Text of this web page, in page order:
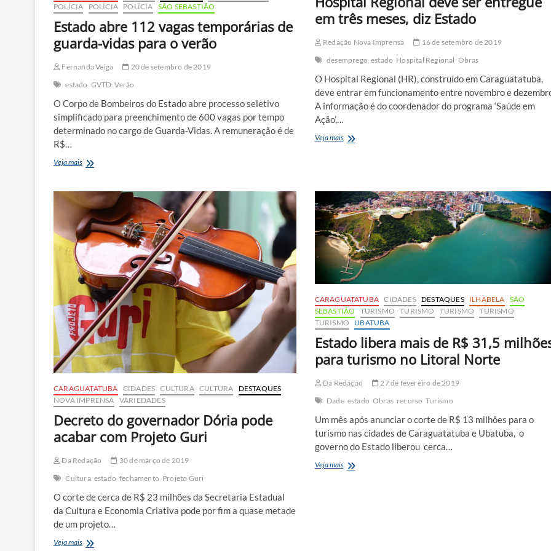
POLÍCIA POLÍCIA POLÍCIA SÃO SEBASTIÃO
Estado abre 112 vagas temporárias de
guarda-vidas para o verão
Fernanda Veiga
20 de setembro de 2019
estado GVTD Verão
O Corpo de Bombeiros do Estado abre processo seletivo
simplificado para preenchimento de 600 vagas por tempo
determinado no cargo de Guarda-Vidas. A remuneração é de
R$…
Veja maisEstado
vagas
temporárias
de
guarda-
vidas
para
verão
em três meses, diz Estado
Redação Nova Imprensa
16 de setembro de 2019
desemprego estado Hospital Regional Obras
O Hospital Regional (HR), construído em Caraguatatuba,
deve entrar em funcionamento entre novembro e
A informação é do coordenador do programa ‘Saúde em
Ação’,…
Veja maisHospital
em
três
meses,
diz
Estado
CARAGUATATUBA CIDADES CULTURA CULTURA
DESTAQUES
NOVA IMPRENSA VARIEDADES
Decreto do governador Dória pode
acabar com Projeto Guri
Da Redação
30 de março de 2019
Cultura estado fechamento Projeto Guri
O corte de cerca de R$ 23 milhões da Secretaria Estadual
da Cultura e Economia Criativa pode por fim a quase metade
de um projeto…
Veja maisDecreto
CARAGUATATUBA CIDADES DESTAQUES ILHABELA SÃO
SEBASTIÃO
TURISMO TURISMO TURISMO
TURISMO
TURISMO
UBATUBA
Estado libera mais de R$ 31,5
para turismo no Litoral Norte
Da Redação
27 de fevereiro de 2019
Dade estado Obras recurso Turismo
Um mês após anunciar o corte de R$ 13 milhões para o
turismo nas cidades de Caraguatatuba e Ubatuba, o
governo do Estado liberou cerca…
Veja maisEstado